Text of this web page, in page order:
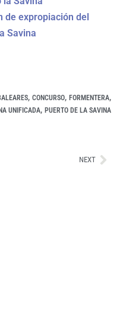
de expropiación del
Savina
, CONCURSO, FORMENTERA,
UNIFICADA, PUERTO DE LA SAVINA
NEXT